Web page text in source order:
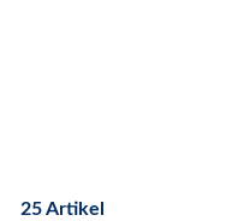
25 Artikel